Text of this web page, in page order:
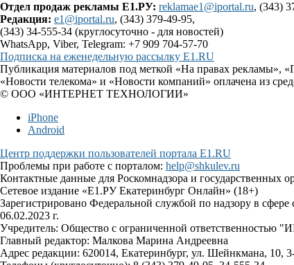
Отдел продаж рекламы Е1.РУ: reklamae1@iportal.ru, (343)
Редакция: e1@iportal.ru, (343) 379-49-95,
(343) 34-555-34 (круглосуточно - для новостей)
WhatsApp, Viber, Telegram: +7 909 704-57-70
Подписка на еженедельную рассылку E1.RU
Публикация материалов под меткой «На правах рекламы»,
«Новости телекома» и «Новости компаний» оплачена из
© ООО «ИНТЕРНЕТ ТЕХНОЛОГИИ»
iPhone
Android
Центр поддержки пользователей портала E1.RU
Проблемы при работе с порталом: help@shkulev.ru
Контактные данные для Роскомнадзора и государственных
Сетевое издание «Е1.РУ Екатеринбург Онлайн» (18+)
Зарегистрировано Федеральной службой по надзору в
06.02.2023 г.
Учредитель: Общество с ограниченной
Главный редактор: Малкова Марина Андреевна
Адрес редакции: 620014, Екатеринбург, ул. Шейнкмана, 10,